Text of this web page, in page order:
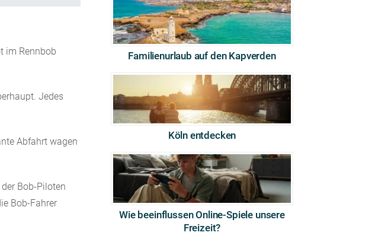
im Rennbob
Jedes
Abfahrt wagen
Bob-Piloten
Bob-Fahrer
Familienurlaub auf den Kapverden
Köln entdecken
Wie beeinflussen Online-Spiele unsere
Freizeit?